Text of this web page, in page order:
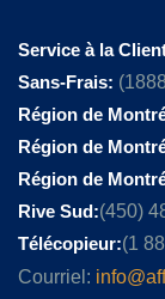
Service à la
Sans-Frais:
Région de
Région de
Région de
Rive Sud:(450)
Télécopieur:(1
Courriel: